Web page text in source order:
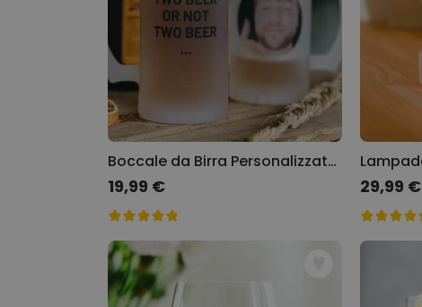
Boccale da Birra Personalizzato con Foto e Testo
19,99 € 29,99 €